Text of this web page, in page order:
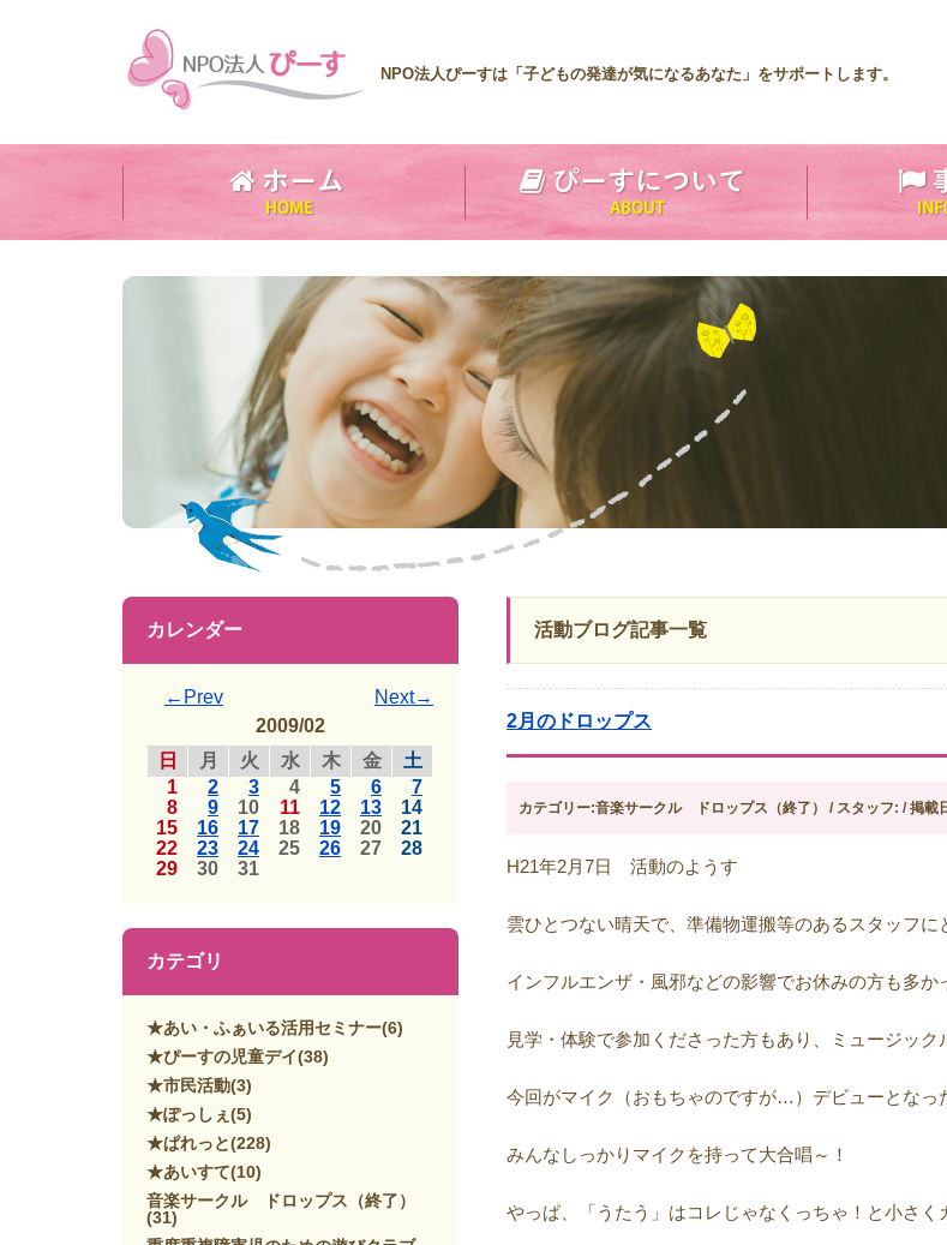
NPO法人ぴーすは「子どもの発達が気になるあなた」をサポートします。
活動ブログ記事一覧
2月のドロップス
カテゴリー:音楽サークル ドロップス（終了） / スタッフ: / 掲載
H21年2月7日 活動のようす
雲ひとつない晴天で、準備物運搬等のあるスタッフ
インフルエンザ・風邪などの影響でお休みの方も多か
見学・体験で参加くださった方もあり、ミュージック
今回がマイク（おもちゃのですが…）デビューとなっ
みんなしっかりマイクを持って大合唱～！
やっぱ、「うたう」はコレじゃなくっちゃ！と小さく
カレンダー
←Prev
Next→
2009/02
日
月 火 水 木 金
土
1
2 3 4 5 6
7
8
9 10 11 12 13
14
15
16 17 18 19 20
21
22
23 24 25 26 27
28
29
30 31
カテゴリ
★あい・ふぁいる活用セミナー(6)
★ぴーすの児童デイ(38)
★市民活動(3)
★ぽっしぇ (5)
★ぱれっと(228)
★あいすて(10)
音楽サークル ドロップス（終了）
(31)